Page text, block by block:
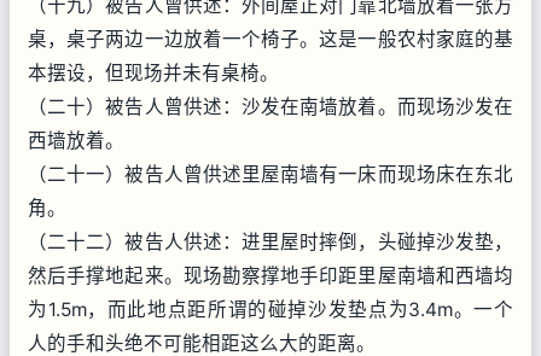
（十九）被告人曾供述：外间屋正对门靠北墙放着一张方
桌，桌子两边一边放着一个椅子。这是一般农村家庭的基
本摆设，但现场并未有桌椅。
（二十）被告人曾供述：沙发在南墙放着。而现场沙发在
西墙放着。
（二十一）被告人曾供述里屋南墙有一床而现场床在东北
角。
（二十二）被告人供述：进里屋时摔倒，头碰掉沙发垫，
然后手撑地起来。现场勘察撑地手印距里屋南墙和西墙均
为1.5m，而此地点距所谓的碰掉沙发垫点为3.4m。一个
人的手和头绝不可能相距这么大的距离。